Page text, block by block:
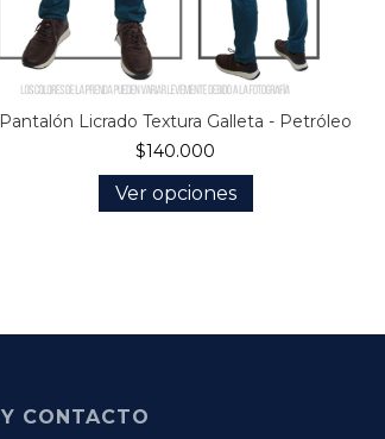
Pantalón Licrado Textura Galleta - Petróleo
$140.000
Ver opciones
CONTACTO